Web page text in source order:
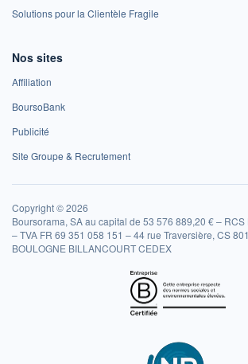
Solutions pour la Clientèle Fragile
Nos sites
Affiliation
BoursoBank
Publicité
Site Groupe & Recrutement
Copyright © 2026
Boursorama, SA au capital de 53 576 889,20 € –
– TVA FR 69 351 058 151 – 44 rue Traversière, CS
BOULOGNE BILLANCOURT CEDEX